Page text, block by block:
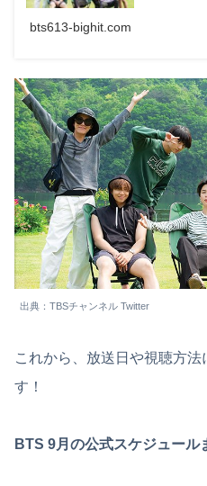
bts613-bighit.com
出典：TBSチャンネル Twitter
これから、放送日や視聴方
す！
BTS 9月の公式スケジュール